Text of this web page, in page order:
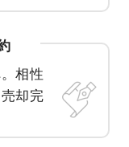
相性
却完